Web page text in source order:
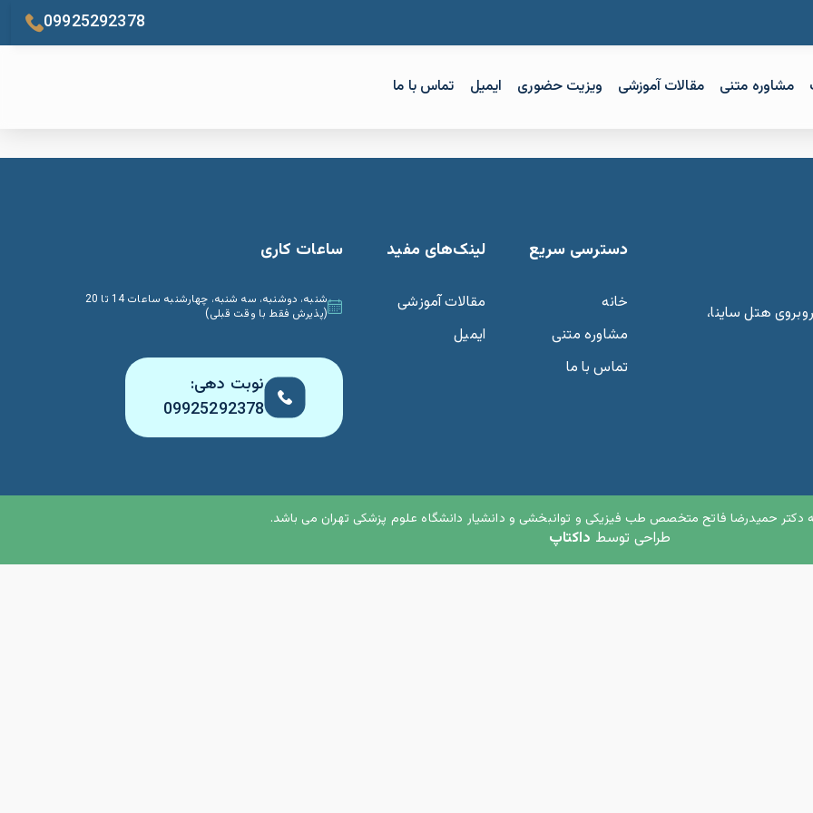
09925292378
مشاوره متنی مقالات آموزشی ویزیت حضوری ایمیل تماس با ما
هتل ساینا،
دسترسی سریع
خانه
مشاوره متنی
تماس با ما
لینک‌های مفید
مقالات آموزشی
ایمیل
ساعات کاری
شنبه، دوشنبه، سه شنبه، چهارشنبه ساعات 14 تا 20
(پذیرش فقط با وقت قبلی)
نوبت دهی:
09925292378
دکتر حمیدرضا فاتح متخصص طب فیزیکی و توانبخشی و دانشیار دانشگاه علوم پزشکی تهران می باشد.
طراحی توسط داکتاپ